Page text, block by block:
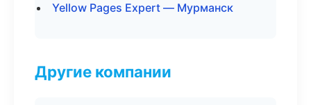
Yellow Pages Expert — Мурманск
Другие компании